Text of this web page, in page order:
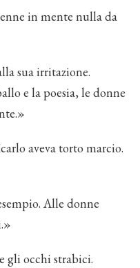
in mente nulla da
sua irritazione.
e la poesia, le donne
aveva torto marcio.
Alle donne
gli occhi strabici.